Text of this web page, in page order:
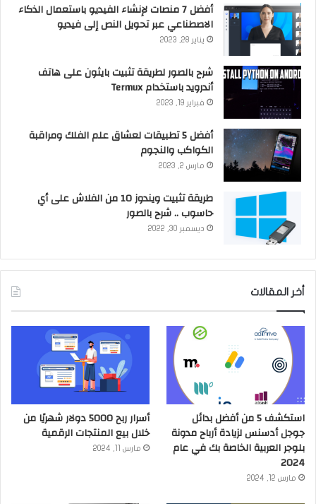
أفضل 7 منصات لإنشاء الفيديو باستعمال الذكاء
الاصطناعي عبر تحويل النص إلى فيديو
يناير 28, 2023
شرح بالصور لطريقة تثبيت بايثون على هاتف
أندرويد باستخدام Termux
فبراير 19, 2023
أفضل 5 تطبيقات لعشاق علم الفلك ومراقبة
الكواكب والنجوم
مارس 2, 2023
طريقة تثبيت ويندوز 10 من الفلاش على أي
حاسوب .. شرح بالصور
ديسمبر 30, 2022
أخر المقالات
استكشف 5 من أفضل بدائل
جوجل أدسنس لزيادة أرباح مدونة
بلوجر العربية الخاصة بك في عام
2024
مارس 12, 2024
أسرار ربح 5000 دولار شهريًا من
خلال بيع المنتجات الرقمية
مارس 11, 2024